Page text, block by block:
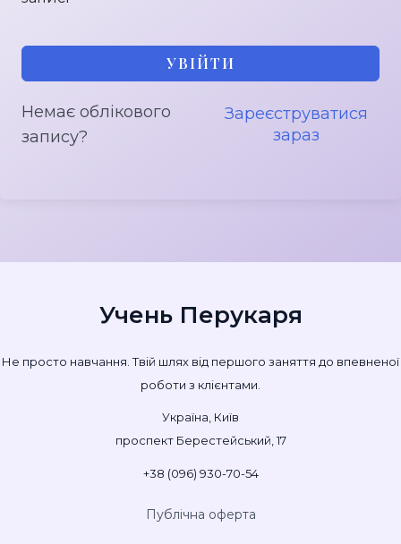
УВІЙТИ
Немає облікового
запису?
Зареєструватися
зараз
Учень Перукаря
Не просто навчання. Твій шлях від першого заняття до впевненої
роботи з клієнтами.
Україна, Київ
проспект Берестейський, 17
+38 (096) 930-70-54
Публічна оферта